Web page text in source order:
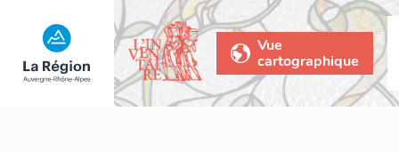
Vue
cartographique